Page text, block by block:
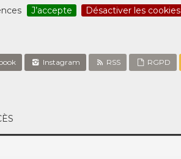
J’accepte Désactiver les cookies
Instagram RSS RGPD